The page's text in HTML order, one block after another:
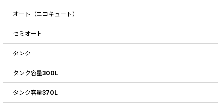
オート（エコキュート）
セミオート
タンク
タンク容量300L
タンク容量370L